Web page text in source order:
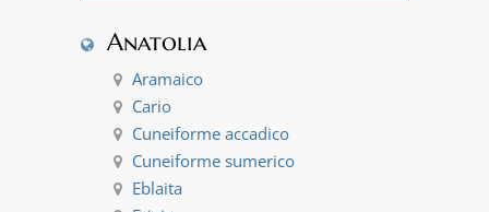
+
−
Anatolia
Aramaico
Cario
Cuneiforme accadico
Cuneiforme sumerico
Eblaita